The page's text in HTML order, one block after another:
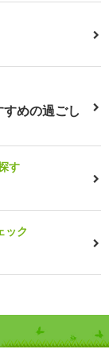
めの過ごし
す
ック